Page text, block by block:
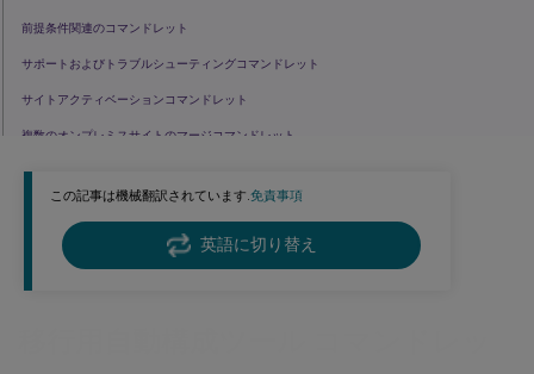
この記事は機械翻訳されています.免責事項
英語に切り替え
前提条件関連のコマンドレット
サポートおよびトラブルシューティングコマンドレット
サイトアクティベーションコマンドレット
複数のオンプレミスサイトのマージコマンドレット
汎用パラメーター
Cmdlet の戻り値
PowerShell ヘルプ